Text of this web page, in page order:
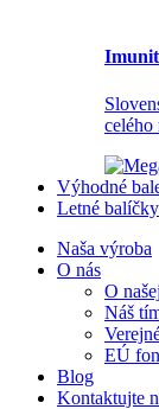
celého
Výhodné
Letné balíčky
Naša výroba
O nás
O
Náš
EÚ
Blog
Kontaktujte